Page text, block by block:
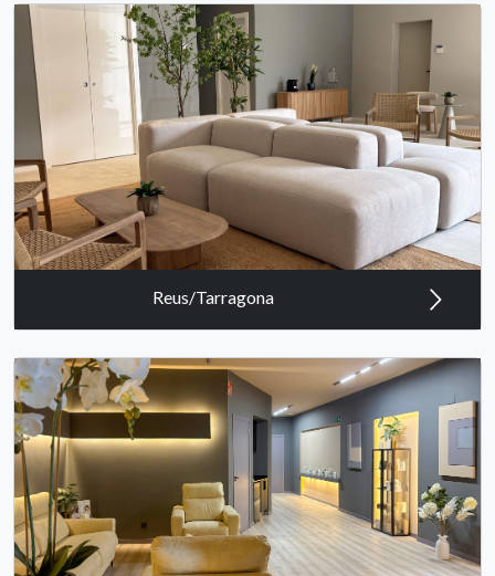
Reus/Tarragona